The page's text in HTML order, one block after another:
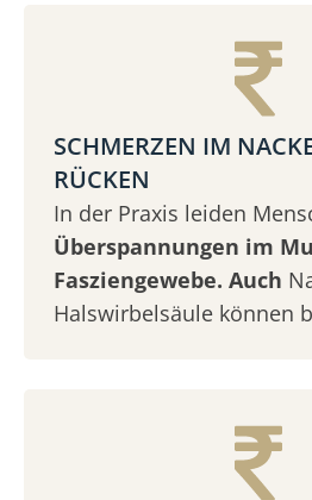
SCHMERZEN IM
RÜCKEN
In der Praxis leiden
Überspannungen im
Fasziengewebe. Auch
Halswirbelsäule können